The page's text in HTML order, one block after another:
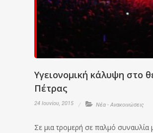
Υγειονομική κάλυψη στο
Πέτρας
24 Ιουνίου, 2015 Νέα - Ανακοινώσεις
Σε μια τρομερή σε παλμό συναυλία